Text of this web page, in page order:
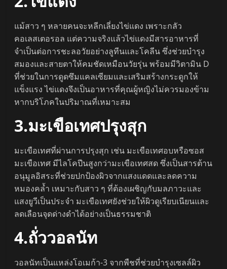
แม้สาว ๆ หลายคนจะหลีกเลี่ยงไข่แดง เพราะกลัว
คอเลสเตอรอล แต่ความจริงแล้วไข่แดงมีสารอาหารที่
จำเป็นต่อการชะลอวัยอย่างลูทีนและโคลีน ซึ่งช่วยบำรุง
สมองและสายตาให้คมชัดเหมือนวัยรุ่น พร้อมมีวิตามิน D
ที่ช่วยในการดูดซึมแคลเซียมและเสริมสร้างกระดูกให้
แข็งแรง ไข่แดงจึงเป็นอาหารที่คุณผู้หญิงไม่ควรมองข้าม
หากบริโภคในปริมาณที่เหมาะสม
3.มะเขือเทศปรุงสุก
มะเขือเทศที่ผ่านการปรุงสุก เช่น มะเขือเทศอบหรือซอส
มะเขือเทศ มีไลโคปีนสูงกว่ามะเขือเทศสด ซึ่งเป็นสารต้าน
อนุมูลอิสระที่ช่วยปกป้องผิวจากแสงแดดและลดความ
หมองคล้ำ เหมาะกับสาว ๆ ที่ต้องเผชิญกับมลภาวะและ
แสงยูวีเป็นประจำ มะเขือเทศยังช่วยให้ผิวดูเรียบเนียนและ
ลดเลือนจุดด่างดำได้อย่างเป็นธรรมชาติ
4.ถั่ววอลนัท
วอลนัทเป็นแหล่งโอเมก้า-3 จากพืชที่ช่วยบำรุงเซลล์ผิว